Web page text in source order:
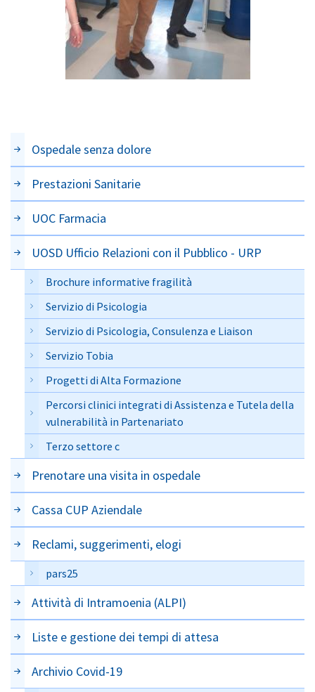
Ospedale senza dolore
Prestazioni Sanitarie
UOC Farmacia
UOSD Ufficio Relazioni con il Pubblico - URP
Brochure informative fragilità
Servizio di Psicologia
Servizio di Psicologia, Consulenza e Liaison
Servizio Tobia
Progetti di Alta Formazione
Percorsi clinici integrati di Assistenza e Tutela della
vulnerabilità in Partenariato
Terzo settore c
Prenotare una visita in ospedale
Cassa CUP Aziendale
Reclami, suggerimenti, elogi
pars25
Attività di Intramoenia (ALPI)
Liste e gestione dei tempi di attesa
Archivio Covid-19